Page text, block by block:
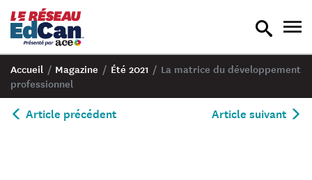
recherche
Accueil / Magazine / Été 2021 / La matrice du développement
professionnel
Article précédent Article suivant